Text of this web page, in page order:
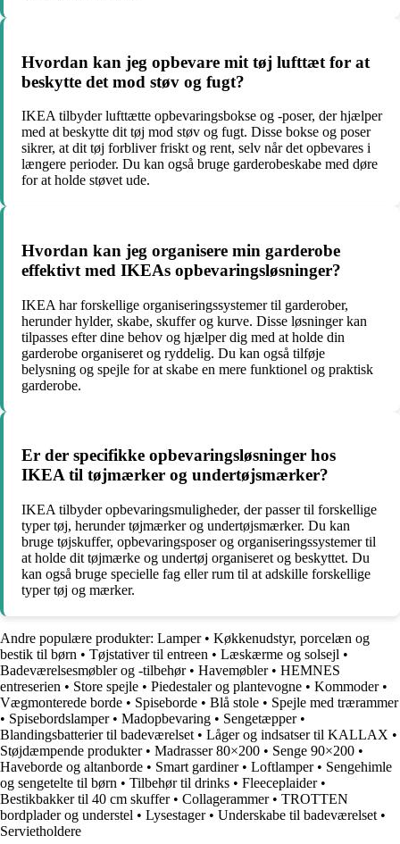
Hvordan kan jeg opbevare mit tøj lufttæt for at
beskytte det mod støv og fugt?
IKEA tilbyder lufttætte opbevaringsbokse og -poser, der hjælper
med at beskytte dit tøj mod støv og fugt. Disse bokse og poser
sikrer, at dit tøj forbliver friskt og rent, selv når det opbevares i
længere perioder. Du kan også bruge garderobeskabe med døre
for at holde støvet ude.
Hvordan kan jeg organisere min garderobe
effektivt med IKEAs opbevaringsløsninger?
IKEA har forskellige organiseringssystemer til garderober,
herunder hylder, skabe, skuffer og kurve. Disse løsninger kan
tilpasses efter dine behov og hjælper dig med at holde din
garderobe organiseret og ryddelig. Du kan også tilføje
belysning og spejle for at skabe en mere funktionel og praktisk
garderobe.
Er der specifikke opbevaringsløsninger hos
IKEA til tøjmærker og undertøjsmærker?
IKEA tilbyder opbevaringsmuligheder, der passer til forskellige
typer tøj, herunder tøjmærker og undertøjsmærker. Du kan
bruge tøjskuffer, opbevaringsposer og organiseringssystemer til
at holde dit tøjmærke og undertøj organiseret og beskyttet. Du
kan også bruge specielle fag eller rum til at adskille forskellige
typer tøj og mærker.
Andre populære produkter: Lamper• Køkkenudstyr, porcelæn og
bestik til børn • Tøjstativer til entreen • Læskærme og solsejl •
Badeværelsesmøbler og -tilbehør• Havemøbler• HEMNES
entreserien • Store spejle • Piedestaler og plantevogne • Kommoder•
Vægmonterede borde • Spiseborde • Blå stole • Spejle med trærammer
• Spisebordslamper• Madopbevaring • Sengetæpper•
Blandingsbatterier til badeværelset • Låger og indsatser til KALLAX •
Støjdæmpende produkter• Madrasser 80×200 • Senge 90×200 •
Haveborde og altanborde • Smart gardiner• Loftlamper• Sengehimle
og sengetelte til børn • Tilbehør til drinks • Fleeceplaider•
Bestikbakker til 40 cm skuffer• Collagerammer• TROTTEN
bordplader og understel • Lysestager• Underskabe til badeværelset •
Servietholdere